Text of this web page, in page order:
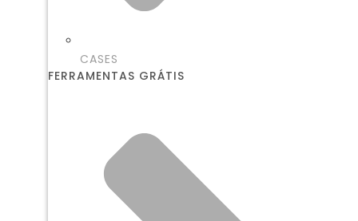
CASES
FERRAMENTAS GRÁTIS